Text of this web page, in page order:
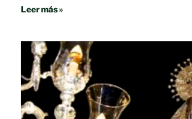
Leer más »